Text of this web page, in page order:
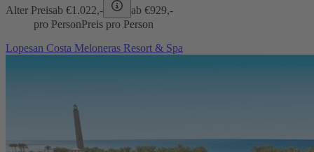
Alter Preisab €1.022,- ab €929,-
pro PersonPreis pro Person
Lopesan Costa Meloneras Resort & Spa